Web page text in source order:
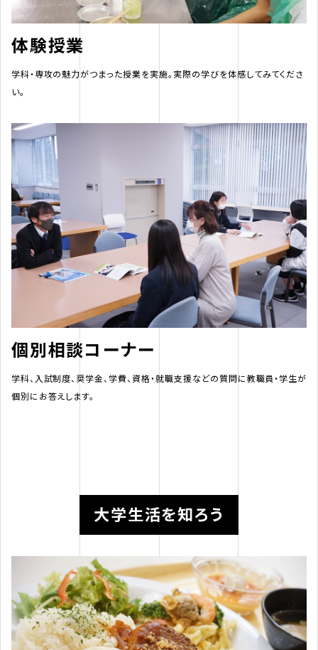
体験授業
学科・専攻の魅力がつまった授業を実施。実際の学びを体感してみてくださ
い。
個別相談コーナー
学科、入試制度、奨学金、学費、資格・就職支援などの質問に教職員・学生が
個別にお答えします。
大学生活を知ろう